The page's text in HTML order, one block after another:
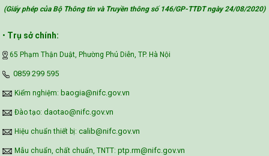
(Giấy phép của Bộ Thông tin và Truyền thông số 146/GP-TTĐT ngày 24/08/2020)
• Trụ sở chính:
65 Phạm Thận Duật, Phường Phú Diễn, TP. Hà Nội
‪0859 299 595‬
Kiểm nghiệm: baogia@nifc.gov.vn
Đào tạo: daotao@nifc.gov.vn
Hiệu chuẩn thiết bị: calib@nifc.gov.vn
Mẫu chuẩn, chất chuẩn, TNTT: ptp.rm@nifc.gov.vn